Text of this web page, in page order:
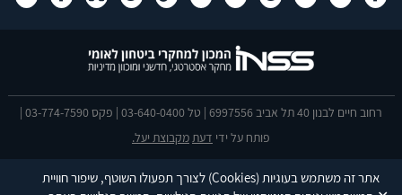
אתר זה משתמש בעוגיות(Cookies) לצורך תפעולו השוטף, שיפור חוויית
רחוב חיים לבנון 40 תל אביב 6997556 | טל 03-640-0400 | פקס 03-774-7590 |
פותח על ידי דעתמקבוצת יעל.
This site is protected by reCAPTCHA and the Google Privacy Policyand